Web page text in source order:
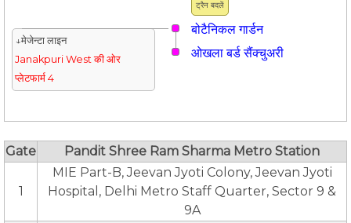
ट्रैन बदलें
बोटैनिकल गार्डन
↓मेजेन्टा लाइन
Janakpuri West की ओर
प्लेटफार्म 4
ओखला बर्ड सैंक्चुअरी
Gate Pandit Shree Ram Sharma Metro Station
1
MIE Part-B, Jeevan Jyoti Colony, Jeevan Jyoti
Hospital, Delhi Metro Staff Quarter, Sector 9 &
9A